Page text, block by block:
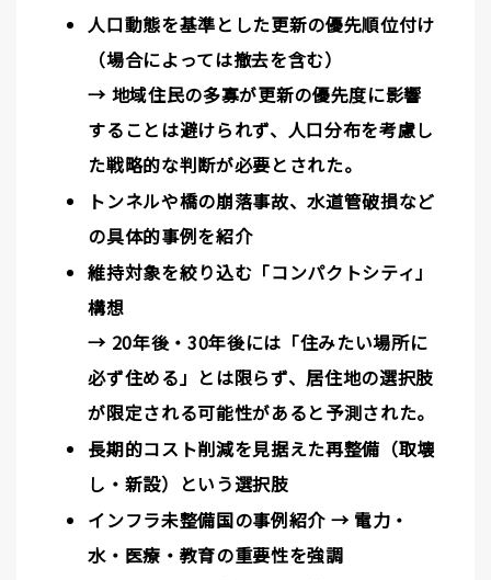
人口動態を基準とした更新の優先順位付け
（場合によっては撤去を含む）
→ 地域住民の多寡が更新の優先度に影響
することは避けられず、人口分布を考慮し
た戦略的な判断が必要とされた。
トンネルや橋の崩落事故、水道管破損など
の具体的事例を紹介
維持対象を絞り込む「コンパクトシティ」
構想
→ 20年後・30年後には「住みたい場所に
必ず住める」とは限らず、居住地の選択肢
が限定される可能性があると予測された。
長期的コスト削減を見据えた再整備（取壊
し・新設）という選択肢
インフラ未整備国の事例紹介 → 電力・
水・医療・教育の重要性を強調